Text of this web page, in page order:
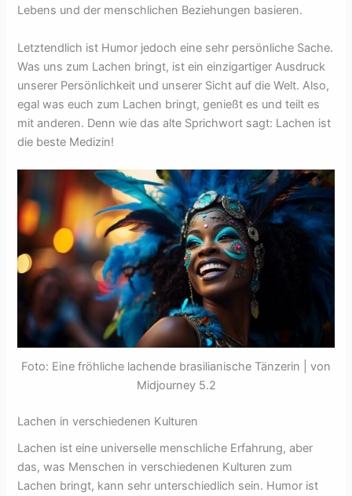
Lebens und der menschlichen Beziehungen basieren.
Letztendlich ist Humor jedoch eine sehr persönliche Sache.
Was uns zum Lachen bringt, ist ein einzigartiger Ausdruck
unserer Persönlichkeit und unserer Sicht auf die Welt. Also,
egal was euch zum Lachen bringt, genießt es und teilt es
mit anderen. Denn wie das alte Sprichwort sagt: Lachen ist
die beste Medizin!
Foto: Eine fröhliche lachende brasilianische Tänzerin | von
Midjourney 5.2
Lachen in verschiedenen Kulturen
Lachen ist eine universelle menschliche Erfahrung, aber
das, was Menschen in verschiedenen Kulturen zum
Lachen bringt, kann sehr unterschiedlich sein. Humor ist